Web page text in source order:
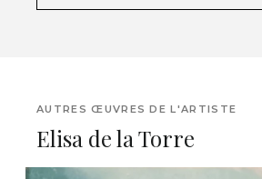
AUTRES ŒUVRES DE L'ARTISTE
Elisa de la Torre